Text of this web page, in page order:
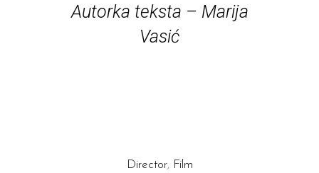
Autorka teksta – Marija
Vasić
Director, Film